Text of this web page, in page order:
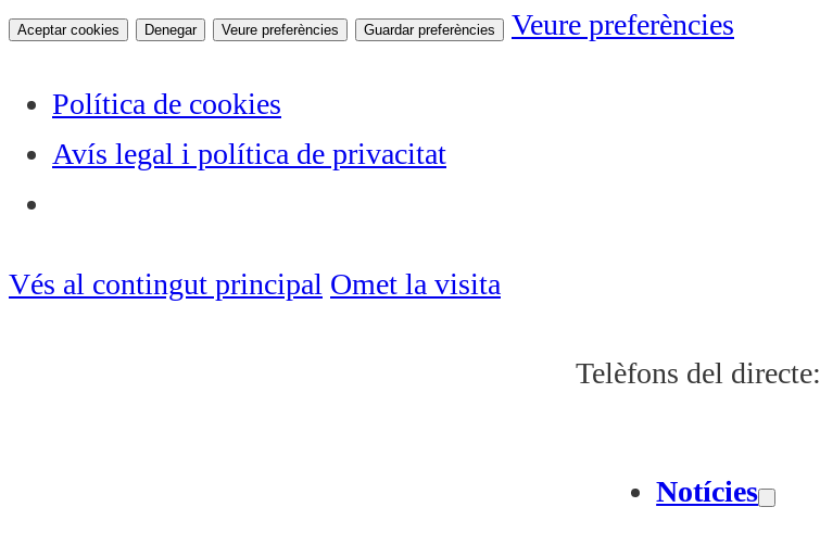
Aceptar cookies Denegar Veure preferències Guardar preferències Veure preferències
Política de cookies
Avís legal i política de privacitat
Vés al contingut principal Omet la visita
Telèfons del directe:
Notícies